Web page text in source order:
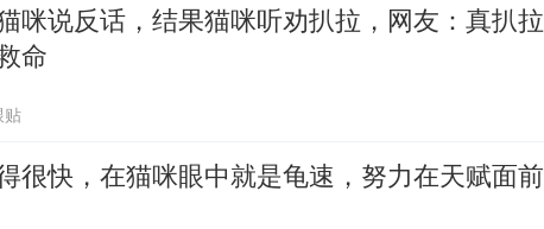
咪说反话，结果猫咪听劝扒拉，网友：真扒拉
命
贴
很快，在猫咪眼中就是龟速，努力在天赋面前